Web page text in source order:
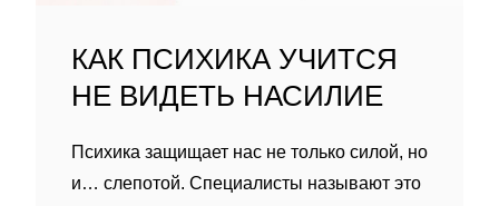
КАК ПСИХИКА УЧИТСЯ
НЕ ВИДЕТЬ НАСИЛИЕ
Психика защищает нас не только силой, но
и… слепотой. Специалисты называют это